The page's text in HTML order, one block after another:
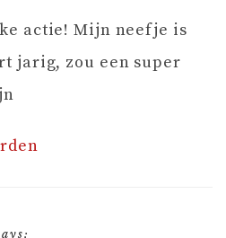
actie! Mijn neefje is
jarig, zou een super